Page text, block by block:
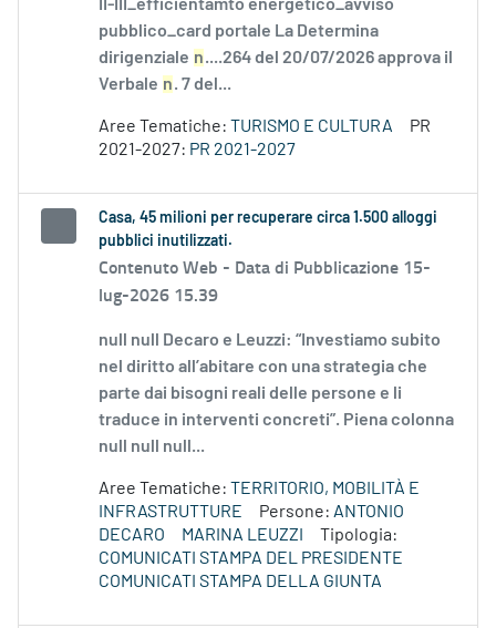
II-III_efficientamto energetico_avviso
pubblico_card portale La Determina
dirigenziale n....264 del 20/07/2026 approva il
Verbale n. 7 del...
Aree Tematiche: TURISMO E CULTURA
PR
2021-2027: PR 2021-2027
Casa, 45 milioni per recuperare circa 1.500 alloggi
pubblici inutilizzati.
Contenuto Web - Data di Pubblicazione 15-
lug-2026 15.39
null null Decaro e Leuzzi: “Investiamo subito
nel diritto all’abitare con una strategia che
parte dai bisogni reali delle persone e li
traduce in interventi concreti”. Piena colonna
null null null...
Aree Tematiche: TERRITORIO, MOBILITÀ E
INFRASTRUTTURE
Persone: ANTONIO
DECARO
MARINA LEUZZI
Tipologia:
COMUNICATI STAMPA DEL PRESIDENTE
COMUNICATI STAMPA DELLA GIUNTA